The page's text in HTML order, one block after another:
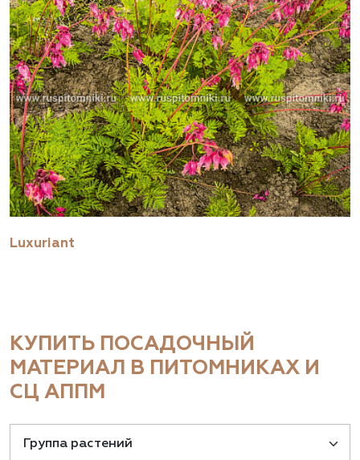
Luxuriant
КУПИТЬ ПОСАДОЧНЫЙ
МАТЕРИАЛ В ПИТОМНИКАХ И
СЦ АППМ